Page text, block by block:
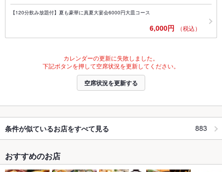
【120分飲み放題付】夏も豪華に真夏大宴会6000円大皿コース
6,000円 （税込）
カレンダーの更新に失敗しました。
下記ボタンを押して空席状況を更新してください。
空席状況を更新する
条件が似ているお店をすべて見る 883
おすすめのお店